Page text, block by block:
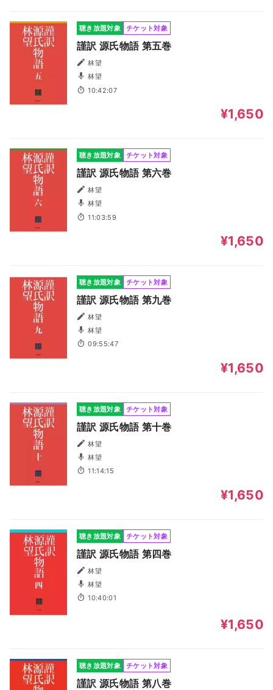
聴き放題対象 チケット対象
謹訳 源氏物語 第五巻
林望
林望
10:42:07
¥1,650
聴き放題対象 チケット対象
謹訳 源氏物語 第六巻
林望
林望
11:03:59
¥1,650
聴き放題対象 チケット対象
謹訳 源氏物語 第九巻
林望
林望
09:55:47
¥1,650
聴き放題対象 チケット対象
謹訳 源氏物語 第十巻
林望
林望
11:14:15
¥1,650
聴き放題対象 チケット対象
謹訳 源氏物語 第四巻
林望
林望
10:40:01
¥1,650
聴き放題対象 チケット対象
謹訳 源氏物語 第八巻